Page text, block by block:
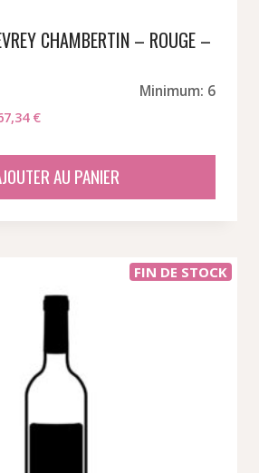
CHAMBERTIN – ROUGE –
Minimum: 6
€
AU PANIER
FIN DE STOCK